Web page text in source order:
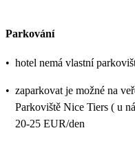
Parkování
• hotel nemá vlastní
• zaparkovat je možné na
Parkoviště Nice Tiers ( u
20-25 EUR/den